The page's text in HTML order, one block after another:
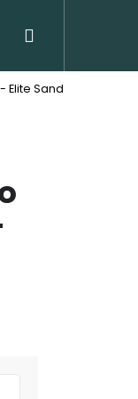
Elite Sand